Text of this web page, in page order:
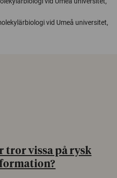
vid Umeå universitet,
tror vissa på rysk